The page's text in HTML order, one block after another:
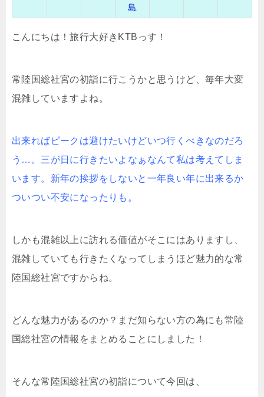
島
こんにちは！旅行大好きKTBっす！
常陸国総社宮の初詣に行こうかと思うけど、毎年大変
混雑していますよね。
出来ればピークは避けたいけどいつ行くべきなのだろ
う…。三が日に行きたいよなぁなんて私は考えてしま
います。新年の挨拶をしないと一年良い年に出来るか
ついつい不安になったりも。
しかも混雑以上に訪れる価値がそこにはありますし、
混雑していても行きたくなってしまうほど魅力的な常
陸国総社宮ですからね。
どんな魅力があるのか？まだ知らない方の為にも常陸
国総社宮の情報をまとめることにしました！
そんな常陸国総社宮の初詣について今回は、